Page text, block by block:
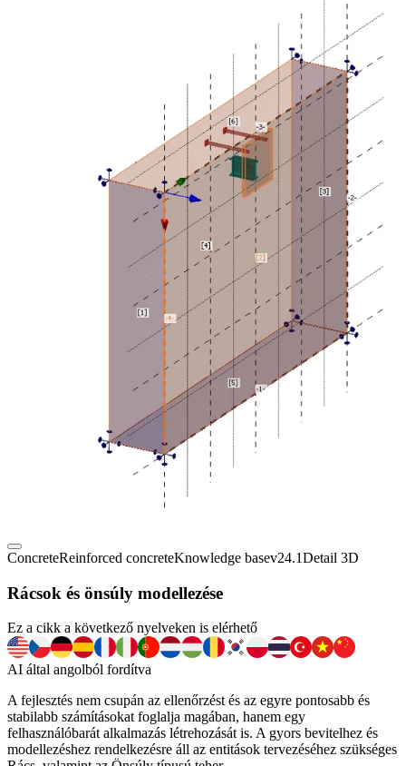
ConcreteReinforced concreteKnowledge basev24.1Detail 3D
Rácsok és önsúly modellezése
Ez a cikk a következő nyelveken is elérhető
AI által angolból fordítva
A fejlesztés nem csupán az ellenőrzést és az egyre pontosabb és
stabilabb számításokat foglalja magában, hanem egy
felhasználóbarát alkalmazás létrehozását is. A gyors bevitelhez és
modellezéshez rendelkezésre áll az entitások tervezéséhez szükséges